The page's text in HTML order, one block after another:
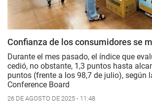
Confianza de los consumidores se
Durante el mes pasado, el índice que
cedió, no obstante, 1,3 puntos hasta
puntos (frente a los 98,7 de julio), según
Conference Board
26 DE AGOSTO DE 2025 - 11:48